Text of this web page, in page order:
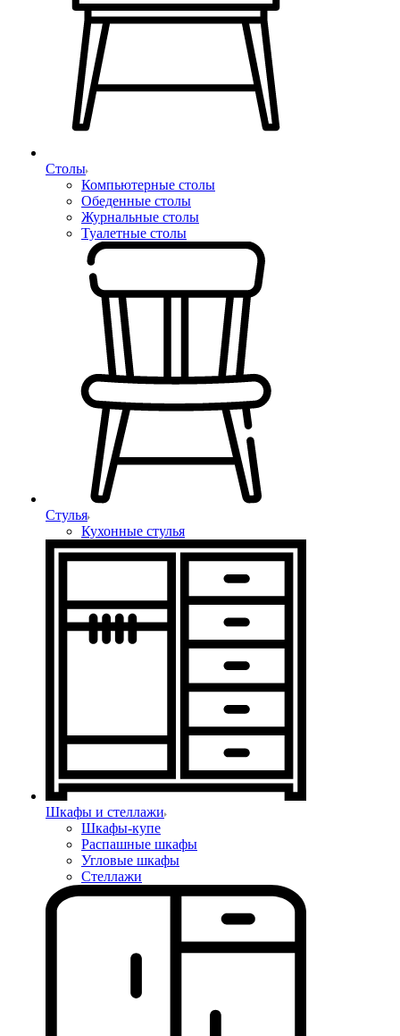
Столы
Компьютерные столы
Обеденные столы
Журнальные столы
Туалетные столы
Стулья
Кухонные стулья
Шкафы и стеллажи
Шкафы-купе
Распашные шкафы
Угловые шкафы
Стеллажи